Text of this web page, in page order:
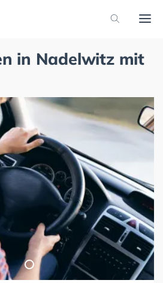
in Nadelwitz mit